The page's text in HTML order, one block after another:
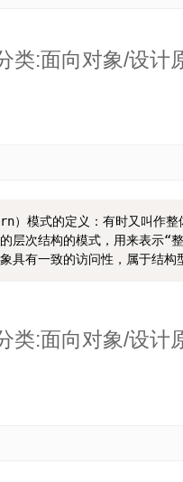
类:面向对象/设计
模式的定义：有时又叫作整
层次结构的模式，用来表示“
具有一致的访问性，属于结构
类:面向对象/设计